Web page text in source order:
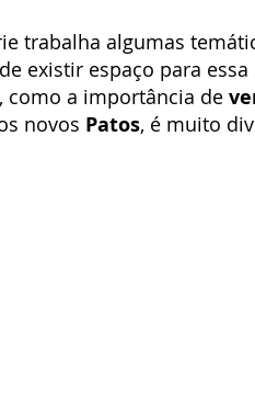
trabalha algumas
existir espaço para
, como a importância de
novos Patos, é muito